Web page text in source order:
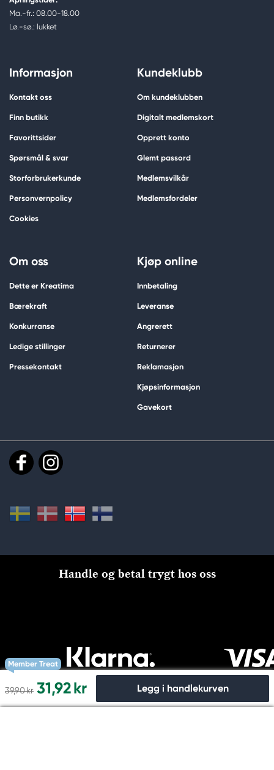
Member Treat
39,90 kr 31,92 kr Legg i handlekurven
Ma.-fr.: 08.00-18.00
Lø.-sø.: lukket
Informasjon
Kontakt oss
Finn butikk
Favorittsider
Spørsmål & svar
Storforbrukerkunde
Personvernpolicy
Cookies
Kundeklubb
Om kundeklubben
Digitalt medlemskort
Opprett konto
Glemt passord
Medlemsvilkår
Medlemsfordeler
Om oss
Dette er Kreatima
Bærekraft
Konkurranse
Ledige stillinger
Pressekontakt
Kjøp online
Innbetaling
Leveranse
Angrerett
Returnerer
Reklamasjon
Kjøpsinformasjon
Gavekort
Handle og betal trygt hos oss